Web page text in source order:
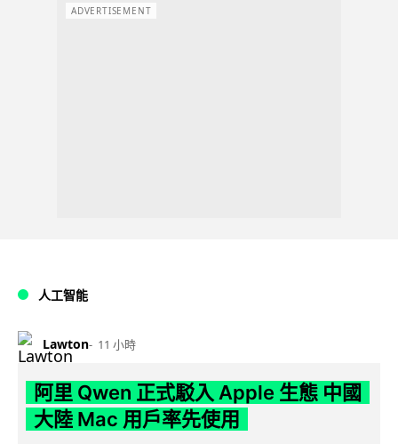
ADVERTISEMENT
人工智能
Lawton 11 小時
阿里 Qwen 正式駁入 Apple 生態 中國
大陸 Mac 用戶率先使用